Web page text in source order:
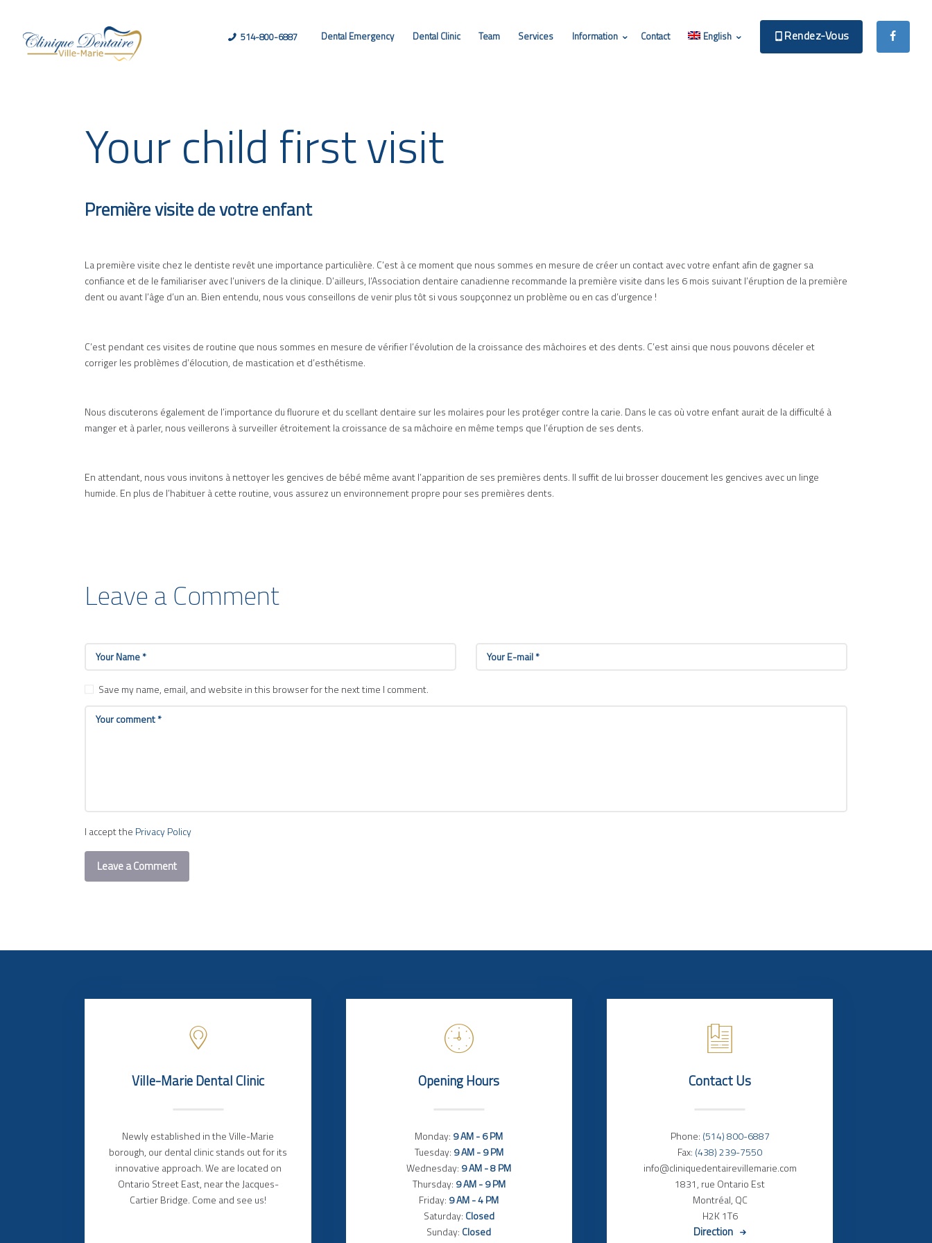
514-800-6887 Dental Emergency Dental Clinic Team Services Information Contact English Rendez-Vous
DENTAL CLINIC
INFORMATION
CONTACT
Your child first visit
Première visite de votre enfant
La première visite chez le dentiste revêt une importance particulière. C’est à ce moment que nous sommes en mesure de créer un contact avec votre enfant afin de gagner sa
confiance et de le familiariser avec l’univers de la clinique. D’ailleurs, l’Association dentaire canadienne recommande la première visite dans les 6 mois suivant l’éruption de la première
dent ou avant l’âge d’un an. Bien entendu, nous vous conseillons de venir plus tôt si vous soupçonnez un problème ou en cas d’urgence !
C’est pendant ces visites de routine que nous sommes en mesure de vérifier l’évolution de la croissance des mâchoires et des dents. C’est ainsi que nous pouvons déceler et
corriger les problèmes d’élocution, de mastication et d’esthétisme.
Nous discuterons également de l’importance du fluorure et du scellant dentaire sur les molaires pour les protéger contre la carie. Dans le cas où votre enfant aurait de la difficulté à
manger et à parler, nous veillerons à surveiller étroitement la croissance de sa mâchoire en même temps que l’éruption de ses dents.
En attendant, nous vous invitons à nettoyer les gencives de bébé même avant l’apparition de ses premières dents. Il suffit de lui brosser doucement les gencives avec un linge
humide. En plus de l’habituer à cette routine, vous assurez un environnement propre pour ses premières dents.
Leave a Comment
Save my name, email, and website in this browser for the next time I comment.
I accept the Privacy Policy
Ville-Marie Dental Clinic
Newly established in the Ville-Marie
borough, our dental clinic stands out for its
innovative approach. We are located on
Ontario Street East, near the Jacques-
Cartier Bridge. Come and see us!
Opening Hours
Monday: 9 AM - 6 PM
Tuesday: 9 AM - 9 PM
Wednesday: 9 AM - 8 PM
Thursday: 9 AM - 9 PM
Friday: 9 AM - 4 PM
Saturday: Closed
Sunday: Closed
Contact Us
Phone: (514) 800-6887
Fax: (438) 239-7550
info@cliniquedentairevillemarie.com
1831, rue Ontario Est
Montréal, QC
H2K 1T6
Direction